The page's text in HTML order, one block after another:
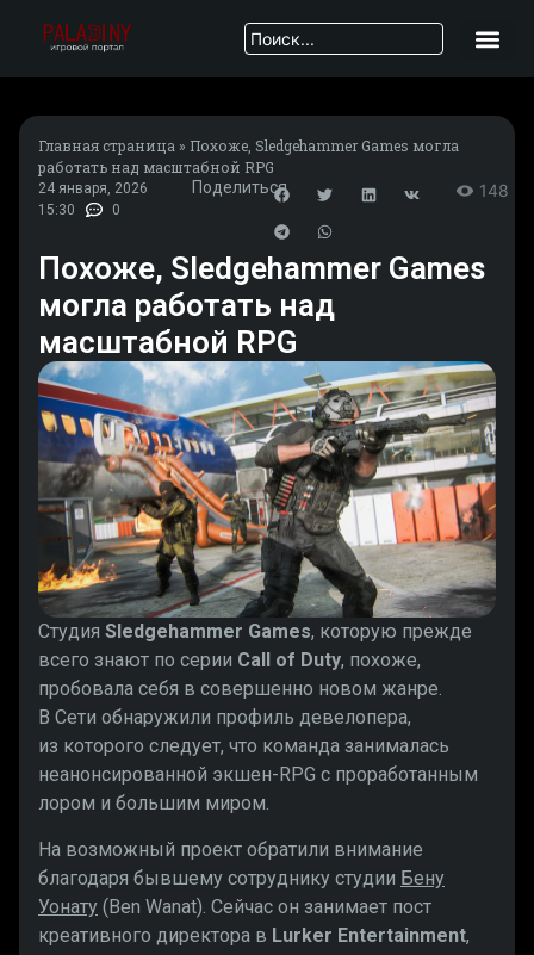
Главная страница » Похоже, Sledgehammer Games могла
работать над масштабной RPG
24 января, 2026
15:30
0
Поделиться 148
Похоже, Sledgehammer Games
могла работать над
масштабной RPG
Студия Sledgehammer Games, которую прежде
всего знают по серии Call of Duty, похоже,
пробовала себя в совершенно новом жанре.
В Сети обнаружили профиль девелопера,
из которого следует, что команда занималась
неанонсированной экшен-RPG с проработанным
лором и большим миром.
На возможный проект обратили внимание
благодаря бывшему сотруднику студии Бену
Уонату (Ben Wanat). Сейчас он занимает пост
креативного директора в Lurker Entertainment,